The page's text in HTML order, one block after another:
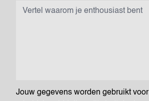
Jouw gegevens worden gebruikt voor